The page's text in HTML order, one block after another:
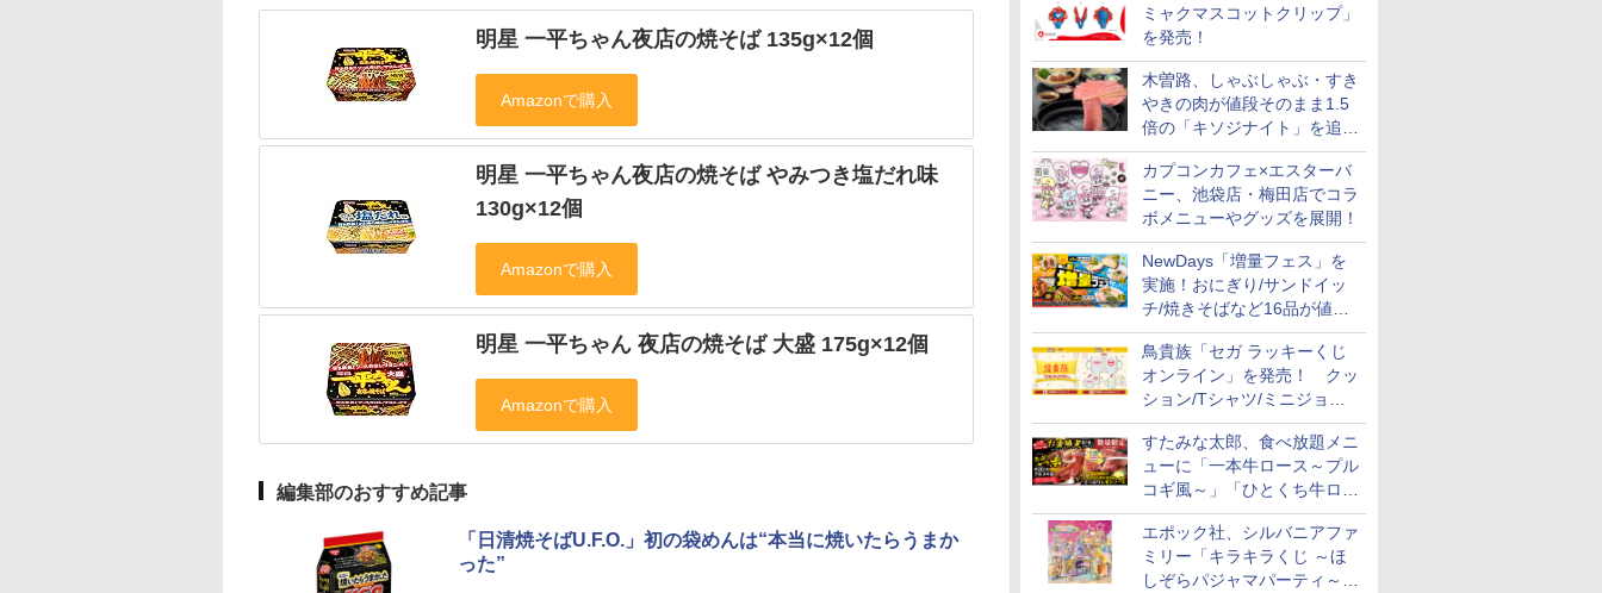
ミャクマスコットクリップ」
を発売！
木曽路、しゃぶしゃぶ・すき
やきの肉が値段そのまま1.5
倍の「キソジナイト」を追加
実施！水・日曜夜限定
カプコンカフェ×エスターバ
ニー、池袋店・梅田店でコラ
ボメニューやグッズを展開！
NewDays「増量フェス」を
実施！おにぎり/サンドイッ
チ/焼きそばなど16品が値段
そのままでボリュームアップ
鳥貴族「セガ ラッキーくじ
オンライン」を発売！ クッ
ション/Tシャツ/ミニジョッ
キ/ステッカーなど全7賞
すたみな太郎、食べ放題メニ
ューに「一本牛ロース～プル
コギ風～」「ひとくち牛ロー
スステーキ」をお盆限定で追
加
エポック社、シルバニアファ
ミリー「キラキラくじ ～ほ
しぞらパジャマパーティ～」
明星 一平ちゃん夜店の焼そば 135g×12個
明星 一平ちゃん夜店の焼そば やみつき塩だれ味
130g×12個
明星 一平ちゃん 夜店の焼そば 大盛 175g×12個
編集部のおすすめ記事
「日清焼そばU.F.O.」初の袋めんは“本当に焼いたらうまか
った”